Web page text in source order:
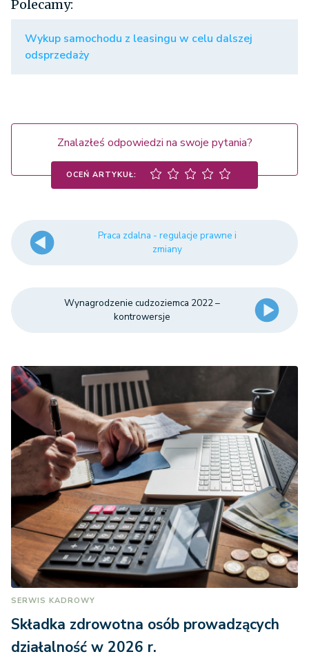
Polecamy:
Wykup samochodu z leasingu w celu dalszej
odsprzedaży
Znalazłeś odpowiedzi na swoje pytania?
OCEŃ ARTYKUŁ:
Praca zdalna - regulacje prawne i
zmiany
Wynagrodzenie cudzoziemca 2022 –
kontrowersje
SERWIS KADROWY
Składka zdrowotna osób prowadzących
działalność w 2026 r.